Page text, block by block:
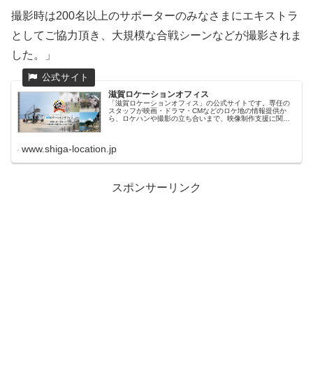
撮影時は200名以上のサポーターのみなさまにエキストラ
としてご協力頂き、大規模な合戦シーンなどが撮影されま
した。」
滋賀ロケーションオフィス
「滋賀ロケーションオフィス」の公式サイトです。専任の
スタッフが映画・ドラマ・CMなどのロケ地の情報提供か
ら、ロケハンや撮影の立ち合いまで、映像制作支援に関す
www.shiga-location.jp
スポンサーリンク